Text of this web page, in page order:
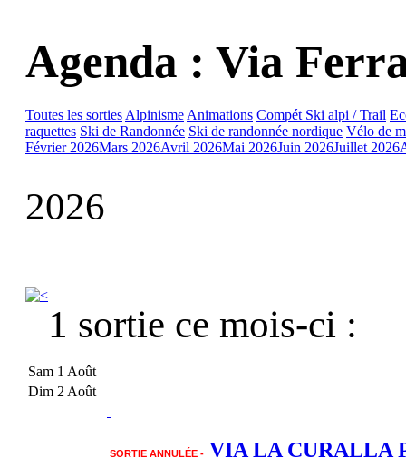
Agenda : Via
Toutes les sortiesAlpinismeAnimations Compét Ski alpi / Trail
raquettes Ski de Randonnée Ski de randonnée nordique Vélo de
Février 2026Mars 2026Avril 2026Mai 2026Juin 2026Juillet 2026
2026
1 sortie ce mois-ci :
Sam 1 Août
Dim 2 Août
SORTIE ANNULÉE - VIA LA CURALLA